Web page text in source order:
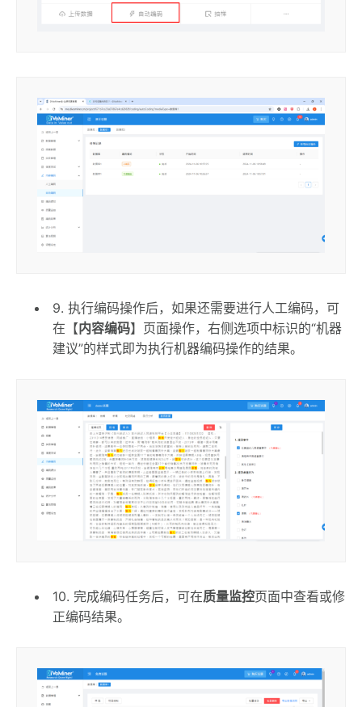
9. 执行编码操作后，如果还需要进行人工编码，可
在【内容编码】页面操作，右侧选项中标识的“机器
建议”的样式即为执行机器编码操作的结果。
10. 完成编码任务后，可在质量监控页面中查看或修
正编码结果。